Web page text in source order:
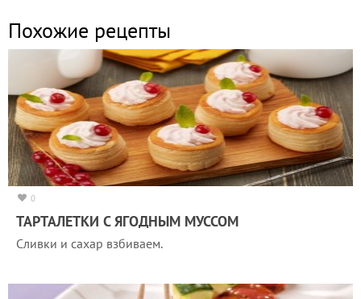
Похожие рецепты
0
ТАРТАЛЕТКИ С ЯГОДНЫМ МУССОМ
Сливки и сахар взбиваем.